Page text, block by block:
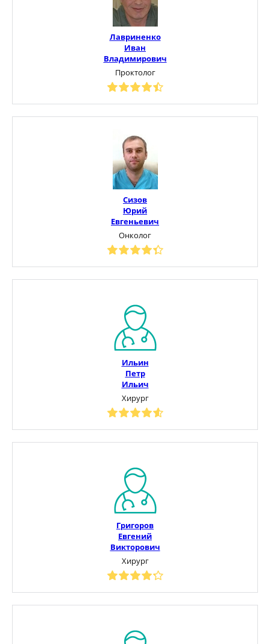
Лавриненко
Иван
Владимирович
Проктолог
Сизов
Юрий
Евгеньевич
Онколог
Ильин
Петр
Ильич
Хирург
Григоров
Евгений
Викторович
Хирург